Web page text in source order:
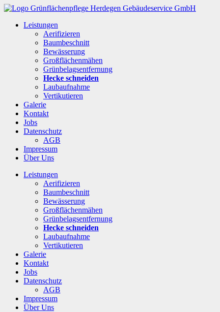
Leistungen
Aerifizieren
Baumbeschnitt
Bewässerung
Großflächenmähen
Grünbelagsentfernung
Hecke schneiden
Laubaufnahme
Vertikutieren
Galerie
Kontakt
Jobs
Datenschutz
AGB
Impressum
Über Uns
Leistungen
Aerifizieren
Baumbeschnitt
Bewässerung
Großflächenmähen
Grünbelagsentfernung
Hecke schneiden
Laubaufnahme
Vertikutieren
Galerie
Kontakt
Jobs
Datenschutz
AGB
Impressum
Über Uns